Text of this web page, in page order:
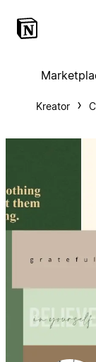
Kreator